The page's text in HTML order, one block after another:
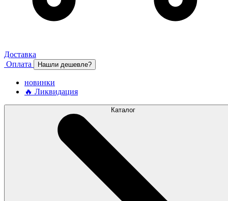
Доставка
Оплата
Нашли дешевле?
новинки
🔥 Ликвидация
Каталог